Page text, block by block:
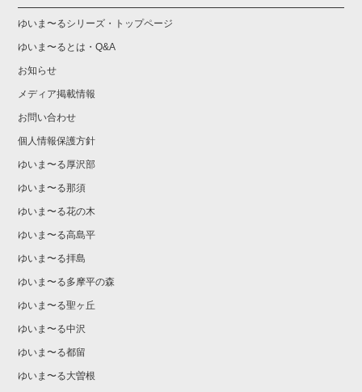
ゆいま〜るシリーズ・トップページ
ゆいま〜るとは・Q&A
お知らせ
メディア掲載情報
お問い合わせ
個人情報保護方針
ゆいま〜る厚沢部
ゆいま〜る那須
ゆいま〜る花の木
ゆいま〜る高島平
ゆいま〜る拝島
ゆいま〜る多摩平の森
ゆいま〜る聖ヶ丘
ゆいま〜る中沢
ゆいま〜る都留
ゆいま〜る大曽根